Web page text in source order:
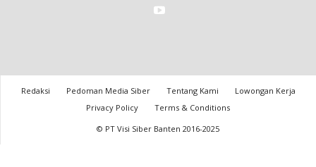
Redaksi Pedoman Media Siber Tentang Kami
Lowongan Kerja
Privacy Policy
Terms & Conditions
© PT Visi Siber Banten 2016-2025